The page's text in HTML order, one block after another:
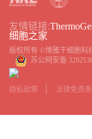
友情链接:
细胞之家
版权所有 ©博雅干细胞科
苏公网安备
隐私政策 法律免责